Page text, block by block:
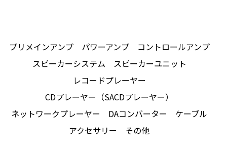
プリメインアンプ パワーアンプ
コントロールアンプ
スピーカーシステム
スピーカーユニット
レコードプレーヤー
CDプレーヤー（SACDプレーヤー）
ネットワークプレーヤー
DAコンバーター
ケーブル
アクセサリー
その他